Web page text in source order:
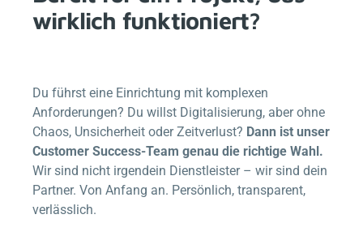
wirklich funktioniert?
Du führst eine Einrichtung mit komplexen
Anforderungen? Du willst Digitalisierung, aber ohne
Chaos, Unsicherheit oder Zeitverlust? Dann ist unser
Customer Success-Team genau die richtige Wahl.
Wir sind nicht irgendein Dienstleister – wir sind dein
Partner. Von Anfang an. Persönlich, transparent,
verlässlich.